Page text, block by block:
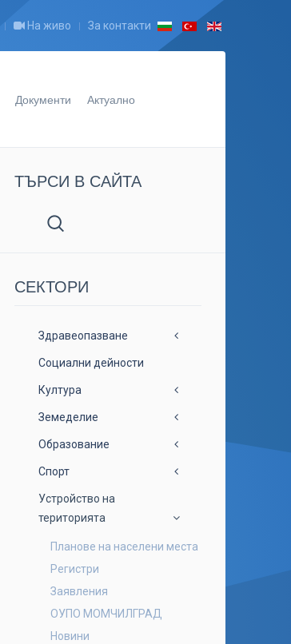
На живо За контакти
Документи Актуално
ТЪРСИ В САЙТА
СЕКТОРИ
Здравеопазване
Социални дейности
Култура
Земеделие
Образование
Спорт
Устройство на
територията
Планове на населени места
Регистри
Заявления
ОУПО МОМЧИЛГРАД
Новини